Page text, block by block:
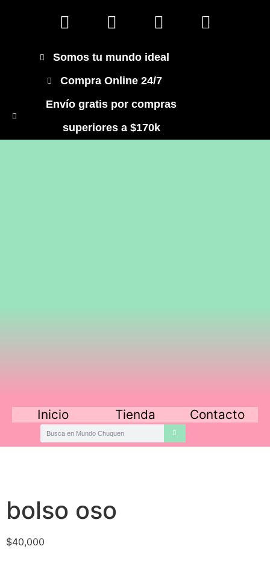
Somos tu mundo ideal
Compra Online 24/7
Envío gratis por compras
superiores a $170k
Inicio Tienda Contacto
bolso oso
$40,000